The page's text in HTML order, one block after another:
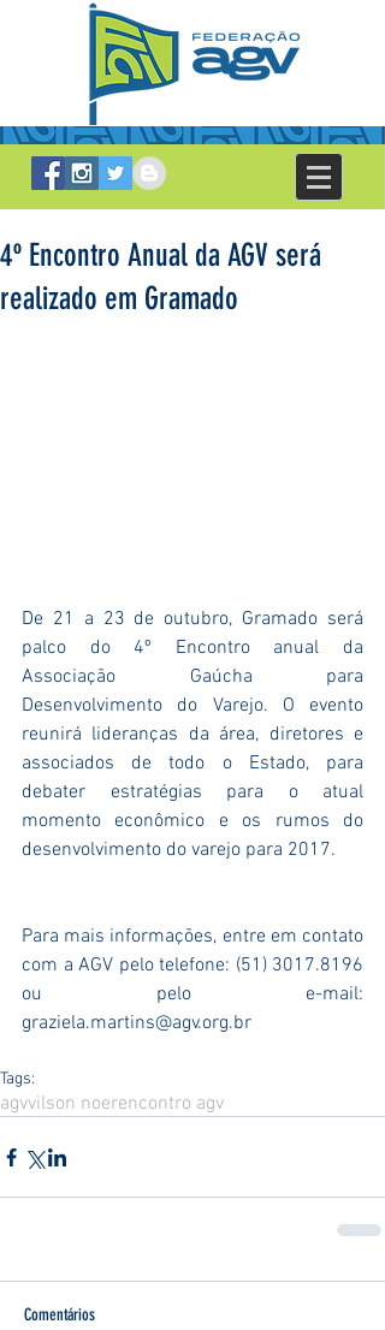
4º Encontro Anual da AGV será
realizado em Gramado
De 21 a 23 de outubro, Gramado será
palco do 4º Encontro anual da
Associação Gaúcha para
Desenvolvimento do Varejo. O evento
reunirá lideranças da área, diretores e
associados de todo o Estado, para
debater estratégias para o atual
momento econômico e os rumos do
desenvolvimento do varejo para 2017.
Para mais informações, entre em contato
com a AGV pelo telefone: (51) 3017.8196
ou pelo e-mail:
graziela.martins@agv.org.br
Tags:
agvvilson noerencontro agv
Comentários